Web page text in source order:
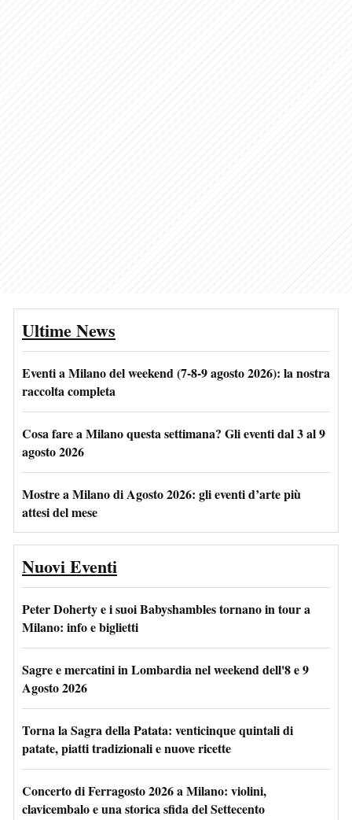
Ultime News
Eventi a Milano del weekend (7-8-9 agosto 2026): la nostra
raccolta completa
Cosa fare a Milano questa settimana? Gli eventi dal 3 al 9
agosto 2026
Mostre a Milano di Agosto 2026: gli eventi d’arte più
attesi del mese
Nuovi Eventi
Peter Doherty e i suoi Babyshambles tornano in tour a
Milano: info e biglietti
Sagre e mercatini in Lombardia nel weekend dell'8 e 9
Agosto 2026
Torna la Sagra della Patata: venticinque quintali di
patate, piatti tradizionali e nuove ricette
Concerto di Ferragosto 2026 a Milano: violini,
clavicembalo e una storica sfida del Settecento